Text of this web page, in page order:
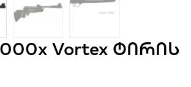
Vortex ტირის